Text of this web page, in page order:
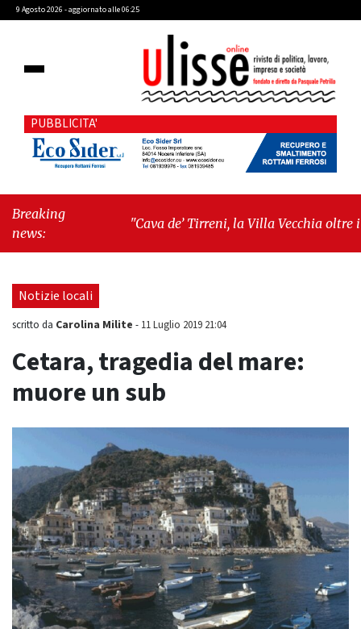
9 Agosto 2026 - aggiornato alle 06:25
PUBBLICITA'
Breaking
news:
"Cava de’ Tirreni, la Villa Vecchia oltre i
seduta consiliare: “Serve chiarezza!”"
Notizie locali
scritto da Carolina Milite - 11 Luglio 2019 21:04
Cetara, tragedia del mare:
muore un sub